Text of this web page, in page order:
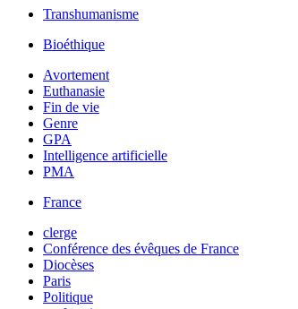
Transhumanisme
Bioéthique
Avortement
Euthanasie
Fin de vie
Genre
GPA
Intelligence artificielle
PMA
France
clerge
Conférence des évêques de France
Diocèses
Paris
Politique